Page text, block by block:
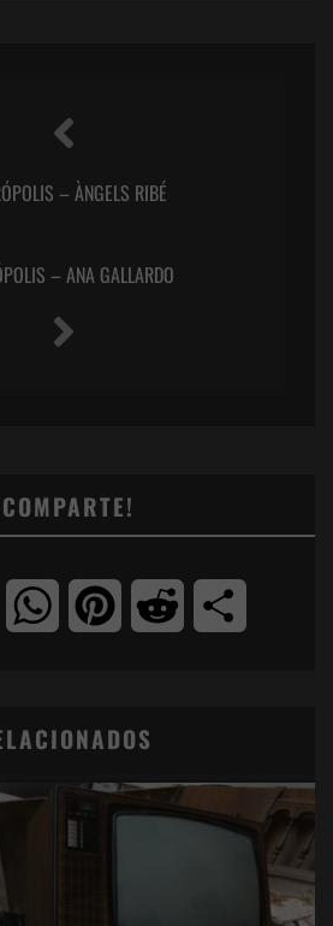
– ÀNGELS RIBÉ
– ANA GALLARDO
Twitter WhatsAppPinterest Reddit